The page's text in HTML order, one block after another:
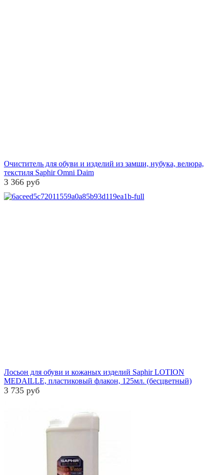
Очиститель для обуви и изделий из замши, нубука, велюра,
текстиля Saphir Omni Daim
3 366 руб
Лосьон для обуви и кожаных изделий Saphir LOTION
MEDAILLE, пластиковый флакон, 125мл. (бесцветный)
3 735 руб